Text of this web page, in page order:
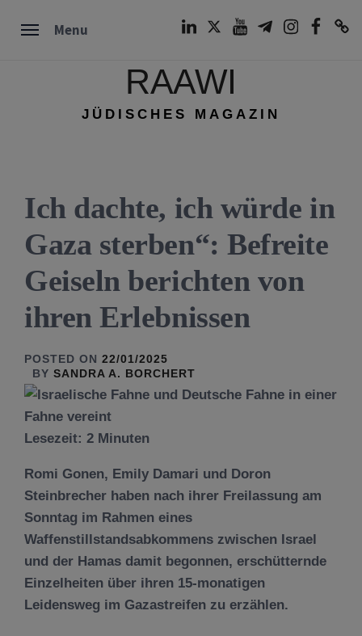
Menu
RAAWI
JÜDISCHES MAGAZIN
Ich dachte, ich würde in
Gaza sterben“: Befreite
Geiseln berichten von
ihren Erlebnissen
POSTED ON 22/01/2025
BY SANDRA A. BORCHERT
Lesezeit: 2 Minuten
Romi Gonen, Emily Damari und Doron
Steinbrecher haben nach ihrer Freilassung am
Sonntag im Rahmen eines
Waffenstillstandsabkommens zwischen Israel
und der Hamas damit begonnen, erschütternde
Einzelheiten über ihren 15-monatigen
Leidensweg im Gazastreifen zu erzählen.